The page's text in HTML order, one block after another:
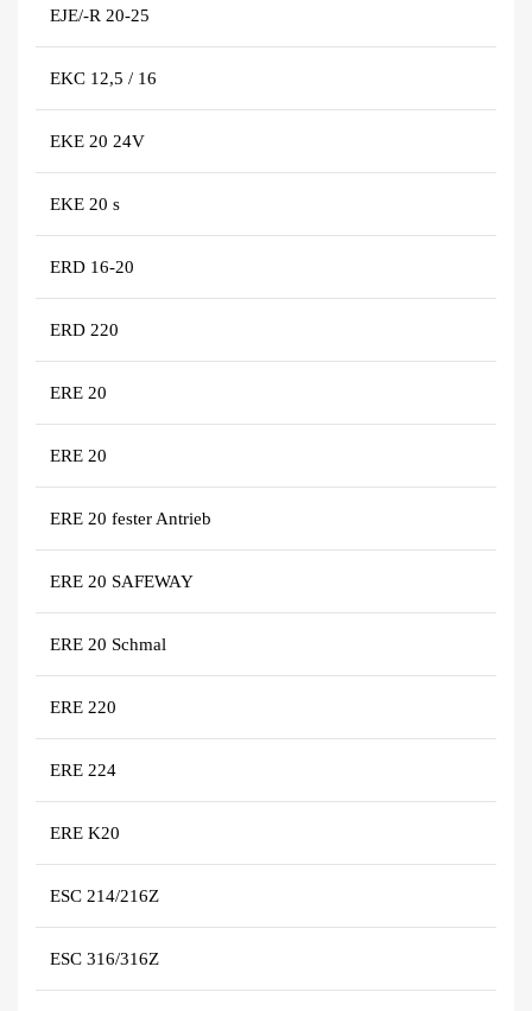
EJE/-R 20-25
EKC 12,5 / 16
EKE 20 24V
EKE 20 s
ERD 16-20
ERD 220
ERE 20
ERE 20
ERE 20 fester Antrieb
ERE 20 SAFEWAY
ERE 20 Schmal
ERE 220
ERE 224
ERE K20
ESC 214/216Z
ESC 316/316Z